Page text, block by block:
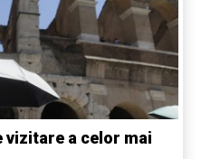
vizitare a celor mai